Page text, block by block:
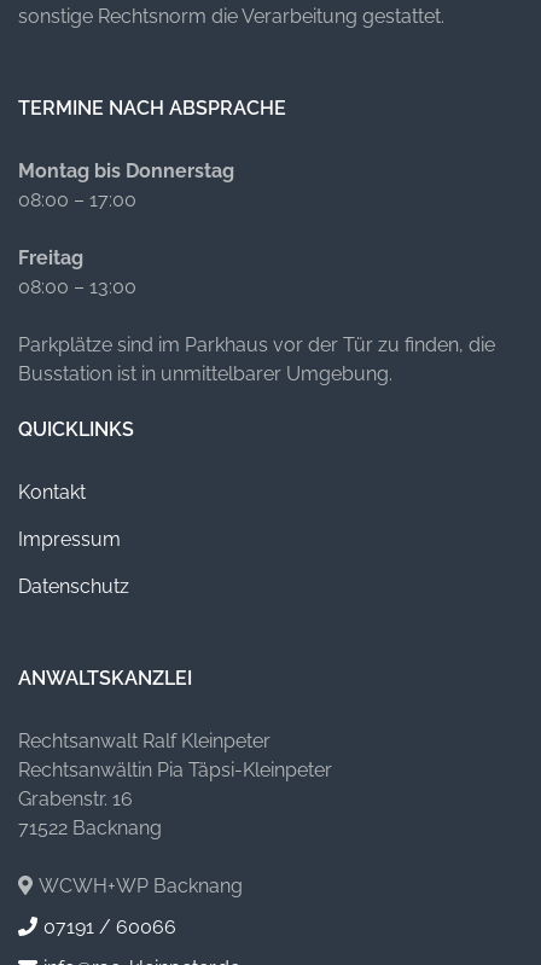
sonstige Rechtsnorm die Verarbeitung gestattet.
TERMINE NACH ABSPRACHE
Montag bis Donnerstag
08:00 – 17:00
Freitag
08:00 – 13:00
Parkplätze sind im Parkhaus vor der Tür zu finden, die
Busstation ist in unmittelbarer Umgebung.
QUICKLINKS
Kontakt
Impressum
Datenschutz
ANWALTSKANZLEI
Rechtsanwalt Ralf Kleinpeter
Rechtsanwältin Pia Täpsi-Kleinpeter
Grabenstr. 16
71522 Backnang
WCWH+WP Backnang
07191 / 60066